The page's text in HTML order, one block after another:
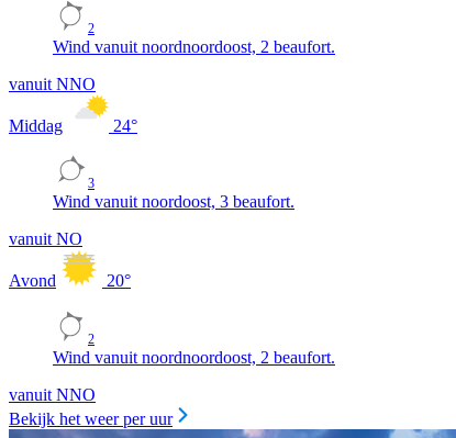
2
Wind vanuit noordnoordoost, 2 beaufort.
vanuit NNO
Middag 24°
3
Wind vanuit noordoost, 3 beaufort.
vanuit NO
Avond 20°
2
Wind vanuit noordnoordoost, 2 beaufort.
vanuit NNO
Bekijk het weer per uur